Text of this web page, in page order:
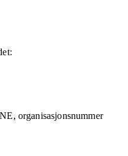
organisasjonsnummer